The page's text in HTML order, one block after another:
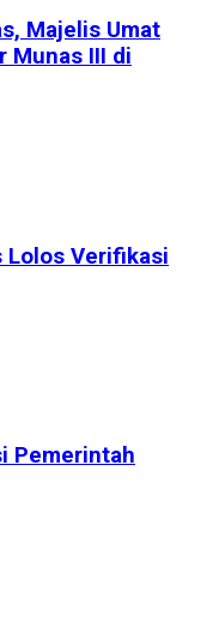
Majelis Umat
Munas III di
Lolos Verifikasi
Pemerintah